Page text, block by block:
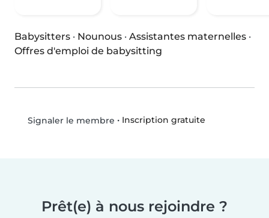
Babysitters · Nounous · Assistantes maternelles ·
Offres d'emploi de babysitting
Signaler le membre • Inscription gratuite
Prêt(e) à nous rejoindre ?